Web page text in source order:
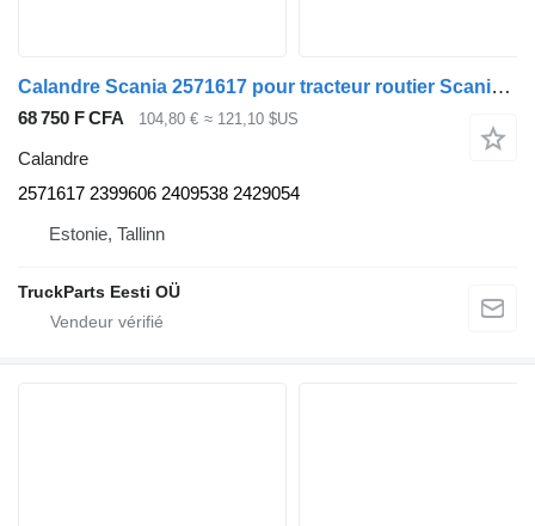
Calandre Scania 2571617 pour tracteur routier Scania L,P,G,R,S-series (2016-)
68 750 F CFA 104,80 € ≈ 121,10 $US
Calandre
2571617 2399606 2409538 2429054
Estonie, Tallinn
TruckParts Eesti OÜ